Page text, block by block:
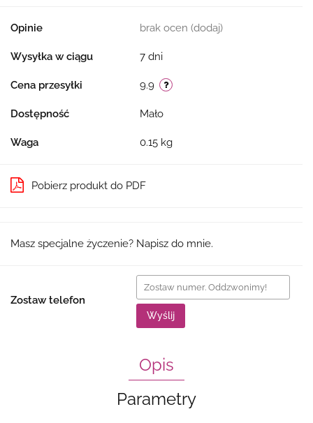
Opinie brak ocen (dodaj)
Wysyłka w ciągu 7 dni
Cena przesyłki 9.9
Dostępność Mało
Waga 0.15 kg
Pobierz produkt do PDF
Masz specjalne życzenie? Napisz do mnie.
Zostaw telefon
Wyślij
Opis
Parametry